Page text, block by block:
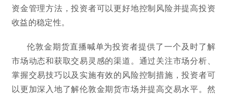
资金管理方法，投资者可以更好地控制风险并提高投资
收益的稳定性。
伦敦金期货直播喊单为投资者提供了一个及时了解
市场动态和获取交易灵感的渠道。通过关注市场分析、
掌握交易技巧以及实施有效的风险控制措施，投资者可
以更加深入地了解伦敦金期货市场并提高交易水平。然